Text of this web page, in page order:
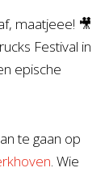
maatjeee! 🎥
Festival in
epische
te gaan op
. Wie